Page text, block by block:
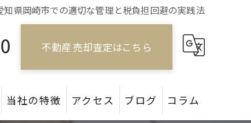
県岡崎市での適切な管理と税負担回避の実践法
不動産 売却査定はこちら
当社の特徴 アクセス ブログ コラム